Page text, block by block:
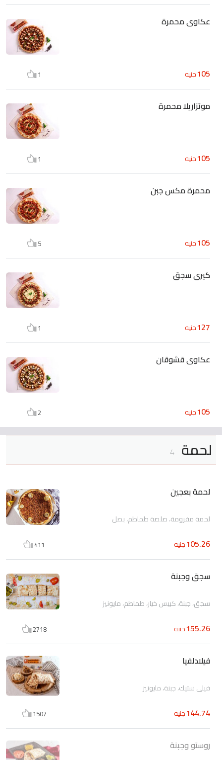
عكاوى محمرة
105جنيه 1
موتزاريلا محمرة
105جنيه 1
محمرة مكس جبن
105جنيه 5
كيرى سجق
127جنيه 1
عكاوى قشوقان
105جنيه 2
لحمة 4
لحمة بعجين
لحمة مفرومة، صلصة طماطم، بصل
105.26جنيه 411
سجق وجبنة
سجق، جبنة، كبيس خيار، طماطم، مايونيز
155.26جنيه 2718
فيلادلفيا
فيلى ستيك، جبنة، مايونيز
144.74جنيه 1507
روستو وجبنة